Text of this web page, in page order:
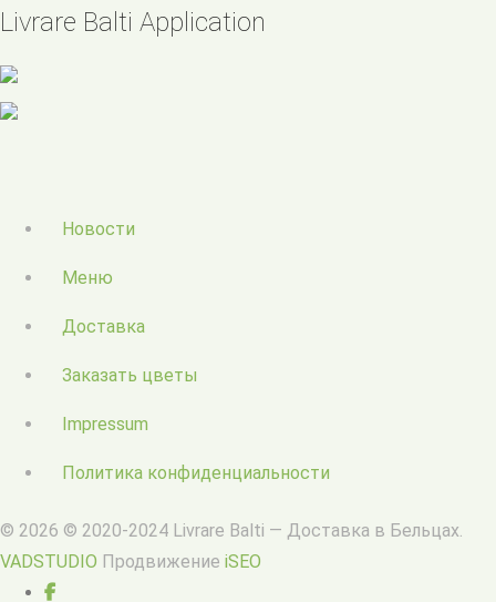
Livrare Balti Application
Новости
Меню
Доставка
Заказать цветы
Impressum
Политика конфиденциальности
© 2026 © 2020-2024 Livrare Balti — Доставка в Бельцах.
VADSTUDIO Продвижение iSEO